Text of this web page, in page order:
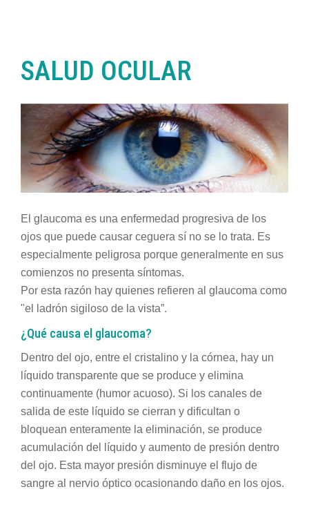
SALUD OCULAR
El glaucoma es una enfermedad progresiva de los
ojos que puede causar ceguera sí no se lo trata. Es
especialmente peligrosa porque generalmente en sus
comienzos no presenta síntomas.
Por esta razón hay quienes refieren al glaucoma como
"el ladrón sigiloso de la vista”.
¿Qué causa el glaucoma?
Dentro del ojo, entre el cristalino y la córnea, hay un
líquido transparente que se produce y elimina
continuamente (humor acuoso). Si los canales de
salida de este líquido se cierran y dificultan o
bloquean enteramente la eliminación, se produce
acumulación del líquido y aumento de presión dentro
del ojo. Esta mayor presión disminuye el flujo de
sangre al nervio óptico ocasionando daño en los ojos.